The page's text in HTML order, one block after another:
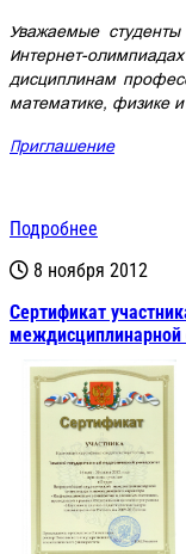
Уважаемые
Интернет-
дисциплинам
математике, физике
Приглашение
Подробнее
8 ноября 2012
Cертификат
междисциплинарной